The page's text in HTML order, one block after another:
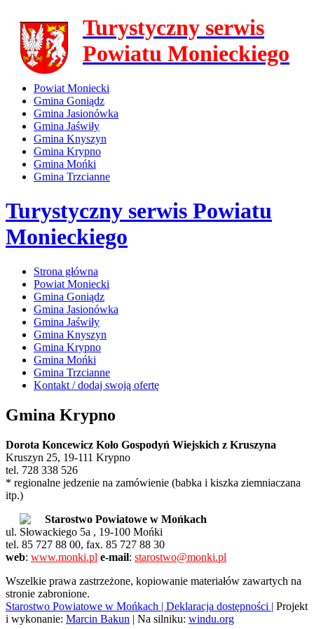
Turystyczny serwis
Powiatu Monieckiego
Powiat Moniecki
Gmina Goniądz
Gmina Jasionówka
Gmina Jaświły
Gmina Knyszyn
Gmina Krypno
Gmina Mońki
Gmina Trzcianne
Turystyczny serwis Powiatu
Monieckiego
Strona główna
Powiat Moniecki
Gmina Goniądz
Gmina Jasionówka
Gmina Jaświły
Gmina Knyszyn
Gmina Krypno
Gmina Mońki
Gmina Trzcianne
Kontakt / dodaj swoją ofertę
Gmina Krypno
Dorota Koncewicz Koło Gospodyń Wiejskich z Kruszyna
Kruszyn 25, 19-111 Krypno
tel. 728 338 526
* regionalne jedzenie na zamówienie (babka i kiszka ziemniaczana
itp.)
Starostwo Powiatowe w Mońkach
ul. Słowackiego 5a , 19-100 Mońki
tel. 85 727 88 00, fax. 85 727 88 30
web: www.monki.pl e-mail: starostwo@monki.pl
Wszelkie prawa zastrzeżone, kopiowanie materiałów zawartych na
stronie zabronione.
Starostwo Powiatowe w Mońkach | Deklaracja dostępności | Projekt
i wykonanie: Marcin Bakun | Na silniku: windu.org